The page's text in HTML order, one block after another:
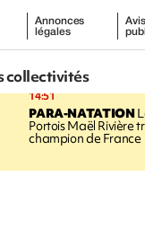
Annonces
légales
collectivités
14:51
PARA-NATATION
Portois Maël Rivière
champion de France